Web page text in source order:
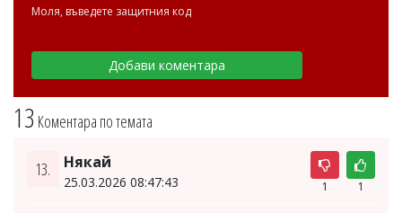
13 Коментара по темата
13. Някай
25.03.2026 08:47:43 1 1
Моля, въведете защитния код